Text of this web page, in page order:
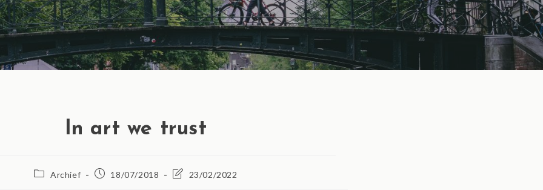
In art we trust
Archief 18/07/2018 23/02/2022